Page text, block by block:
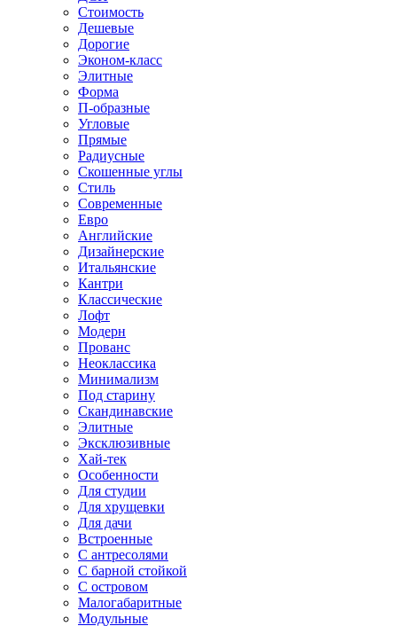
Стоимость
Дешевые
Дорогие
Эконом-класс
Элитные
Форма
П-образные
Угловые
Прямые
Радиусные
Скошенные углы
Стиль
Современные
Евро
Английские
Дизайнерские
Итальянские
Кантри
Классические
Лофт
Модерн
Прованс
Неоклассика
Минимализм
Под старину
Скандинавские
Элитные
Эксклюзивные
Хай-тек
Особенности
Для студии
Для хрущевки
Для дачи
Встроенные
С антресолями
С барной стойкой
С островом
Малогабаритные
Модульные